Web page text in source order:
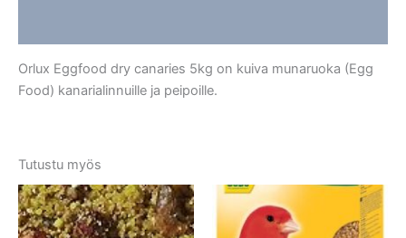
Orlux Eggfood dry canaries 5kg on kuiva munaruoka (Egg
Food) kanarialinnuille ja peipoille.
Tutustu myös